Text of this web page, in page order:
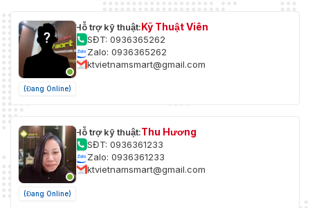
(Đang Online)
Hỗ trợ kỹ thuật:Kỹ Thuật Viên
SĐT: 0936365262
Zalo: 0936365262
ktvietnamsmart@gmail.com
(Đang Online)
Hỗ trợ kỹ thuật:Thu Hương
SĐT: 0936361233
Zalo: 0936361233
ktvietnamsmart@gmail.com